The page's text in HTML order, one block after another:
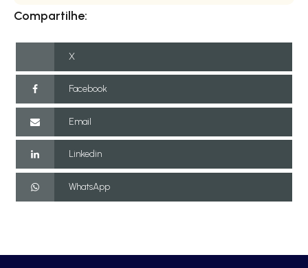
Compartilhe:
X
Facebook
Email
Linkedin
WhatsApp